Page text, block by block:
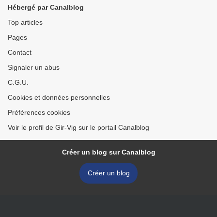
Hébergé par Canalblog
Top articles
Pages
Contact
Signaler un abus
C.G.U.
Cookies et données personnelles
Préférences cookies
Voir le profil de Gir-Vig sur le portail Canalblog
Créer un blog sur Canalblog
Créer un blog